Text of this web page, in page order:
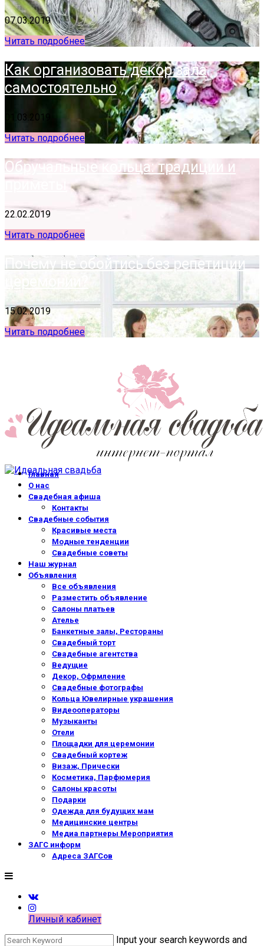
07.03.2019
Читать подробнее
Как организовать декор зала
самостоятельно
01.03.2019
Читать подробнее
Обручальные кольца: традиции и
приметы
22.02.2019
Читать подробнее
Почему не обойтись без репетиции
церемонии?
15.02.2019
Читать подробнее
Главная
О нас
Свадебная афиша
Контакты
Свадебные события
Красивые места
Модные тенденции
Свадебные советы
Наш журнал
Объявления
Все объявления
Разместить объявление
Салоны платьев
Ателье
Банкетные залы, Рестораны
Свадебный торт
Свадебные агентства
Ведущие
Декор, Офрмление
Свадебные фотографы
Кольца Ювелирные украшения
Видеооператоры
Музыканты
Отели
Площадки для церемонии
Свадебный кортеж
Визаж, Прически
Косметика, Парфюмерия
Салоны красоты
Подарки
Одежда для будущих мам
Медицинские центры
Медиа партнеры Мероприятия
ЗАГС информ
Адреса ЗАГСов
Личный кабинет
Input your search keywords and